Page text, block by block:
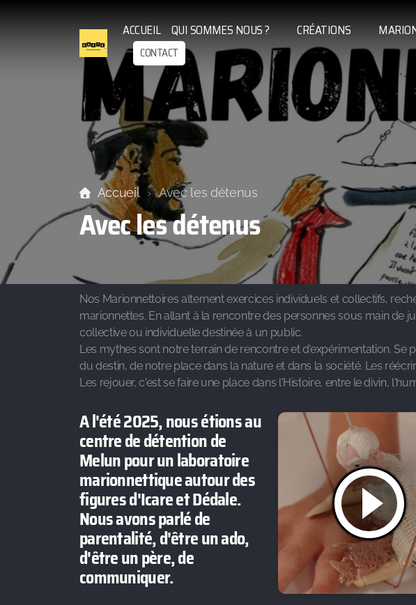
ACCUEIL QUI SOMMES NOUS ? CRÉATIONS
CONTACT
Accueil Avec les détenus
Avec les détenus
Nos Marionnettoires alternent exercices individuels et collectifs,
marionnettes. En allant à la rencontre des personnes sous main de
collective ou individuelle destinée à un public.
Les mythes sont notre terrain de rencontre et d'expérimentation.
du destin, de notre place dans la nature et dans la société. Les
Les rejouer, c'est se faire une place dans l'Histoire, entre le divin,
A l'été 2025, nous étions au
centre de détention de
Melun pour un laboratoire
marionnettique autour des
figures d'Icare et Dédale.
Nous avons parlé de
parentalité, d'être un ado,
d'être un père, de
communiquer.